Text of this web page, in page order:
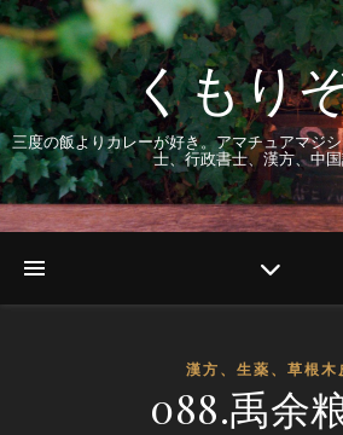
くもり
三度の飯よりカレーが好き。アマチュアマジ
士、行政書士、漢方、中
漢方、生薬、草根木
088.禹余